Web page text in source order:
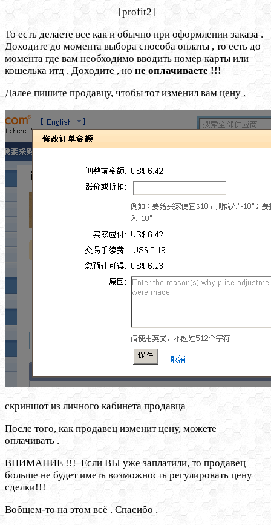
[profit2]
То есть делаете все как и обычно при оформлении заказа .
Доходите до момента выбора способа оплаты , то есть до
момента где вам необходимо вводить номер карты или
кошелька итд . Доходите , но не оплачиваете !!!
Далее пишите продавцу, чтобы тот изменил вам цену .
скриншот из личного кабинета продавца
После того, как продавец изменит цену, можете
оплачивать .
ВНИМАНИЕ !!! Если ВЫ уже заплатили, то продавец
больше не будет иметь возможность регулировать цену
сделки!!!
Вобщем-то на этом всё . Спасибо .